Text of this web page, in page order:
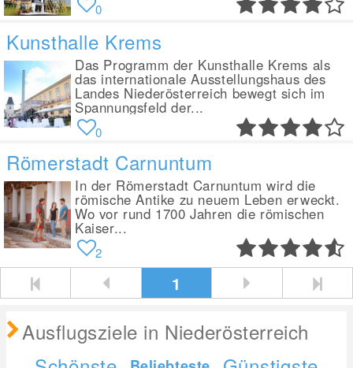
0
Kunsthalle Krems
Das Programm der Kunsthalle Krems als
das internationale Ausstellungshaus des
Landes Niederösterreich bewegt sich im
Spannungsfeld der...
0
Römerstadt Carnuntum
In der Römerstadt Carnuntum wird die
römische Antike zu neuem Leben erweckt.
Wo vor rund 1700 Jahren die römischen
Kaiser...
2
1
Ausflugsziele in Niederösterreich